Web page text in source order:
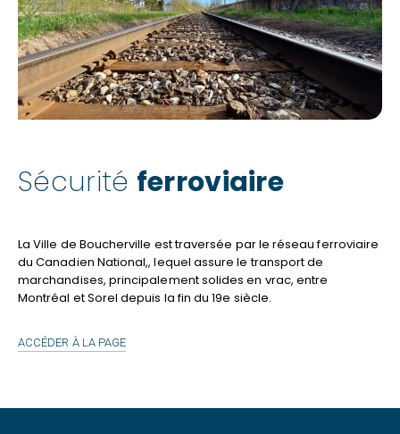
Sécurité ferroviaire
La Ville de Boucherville est traversée par le réseau ferroviaire
du Canadien National,, lequel assure le transport de
marchandises, principalement solides en vrac, entre
Montréal et Sorel depuis la fin du 19e siècle.
ACCÉDER À LA PAGESÉCURITÉ